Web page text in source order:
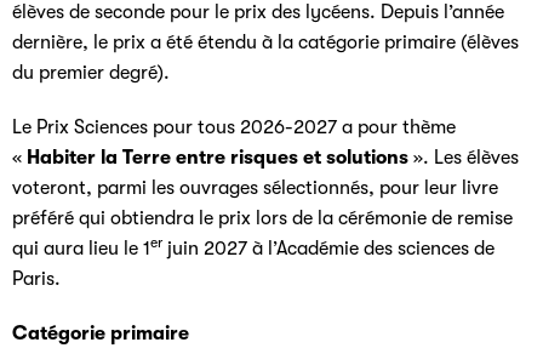
élèves de seconde pour le prix des lycéens. Depuis l’année
dernière, le prix a été étendu à la catégorie primaire (élèves
du premier degré).
Le Prix Sciences pour tous 2026-2027 a pour thème
« Habiter la Terre entre risques et solutions ». Les élèves
voteront, parmi les ouvrages sélectionnés, pour leur livre
préféré qui obtiendra le prix lors de la cérémonie de remise
qui aura lieu le 1 er juin 2027 à l’Académie des sciences de
Paris.
Catégorie primaire